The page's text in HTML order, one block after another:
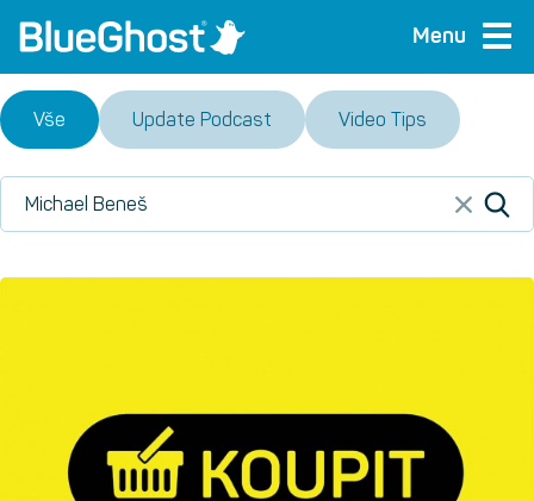
Menu
Vše Update Podcast Video Tips